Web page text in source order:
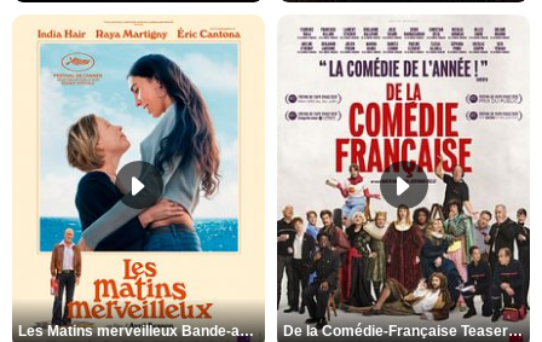
Les Matins merveilleux Bande-annonce VF De la Comédie-Française Teaser VF